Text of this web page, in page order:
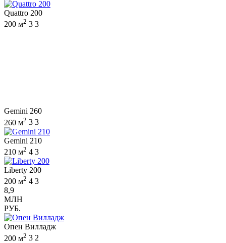
Quattro 200
200 м2 3 3
Gemini 260
260 м2 3 3
Gemini 210
210 м2 4 3
Liberty 200
200 м2 4 3
8,9
МЛН
РУБ.
Опен Вилладж
200 м2 3 2